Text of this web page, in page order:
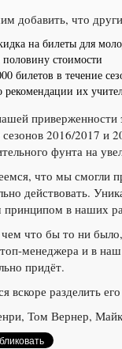
добавить, что
на билеты для
половину стоимости
билетов в течение
рекомендации их
приверженности
сезонов 2016/2017 и
фунта на
что мы смогли
действовать.
принципом в наших
что бы то ни было,
менеджера и в
придёт.
вскоре разделить
Том Вернер,